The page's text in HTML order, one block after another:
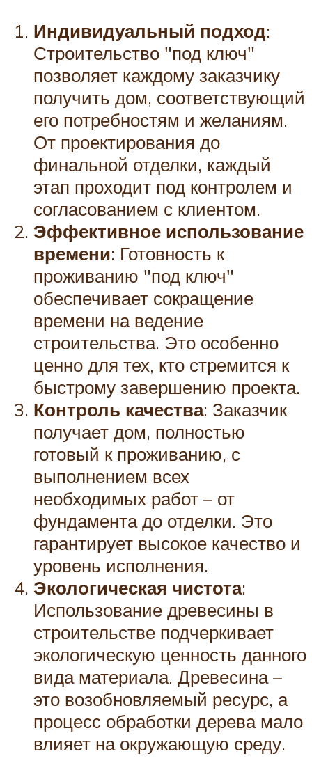
Индивидуальный подход:
Строительство "под ключ"
позволяет каждому заказчику
получить дом, соответствующий
его потребностям и желаниям.
От проектирования до
финальной отделки, каждый
этап проходит под контролем и
согласованием с клиентом.
Эффективное использование
времени: Готовность к
проживанию "под ключ"
обеспечивает сокращение
времени на ведение
строительства. Это особенно
ценно для тех, кто стремится к
быстрому завершению проекта.
Контроль качества: Заказчик
получает дом, полностью
готовый к проживанию, с
выполнением всех
необходимых работ – от
фундамента до отделки. Это
гарантирует высокое качество и
уровень исполнения.
Экологическая чистота:
Использование древесины в
строительстве подчеркивает
экологическую ценность данного
вида материала. Древесина –
это возобновляемый ресурс, а
процесс обработки дерева мало
влияет на окружающую среду.